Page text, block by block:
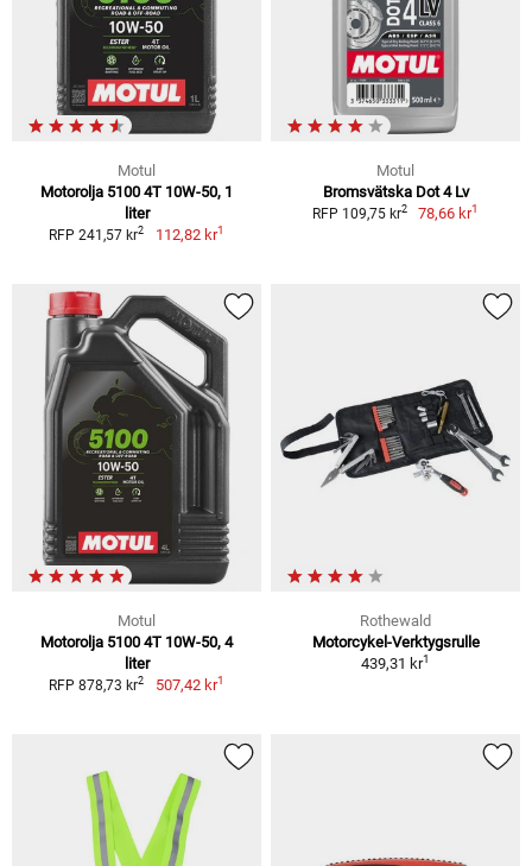
Motul
Motorolja 5100 4T 10W-50, 1
liter
RFP 241,57 kr2 112,82 kr1
Motul
Bromsvätska Dot 4 Lv
RFP 109,75 kr2 78,66 kr1
Motul
Motorolja 5100 4T 10W-50, 4
liter
RFP 878,73 kr2 507,42 kr1
Rothewald
Motorcykel-Verktygsrulle
439,31 kr1